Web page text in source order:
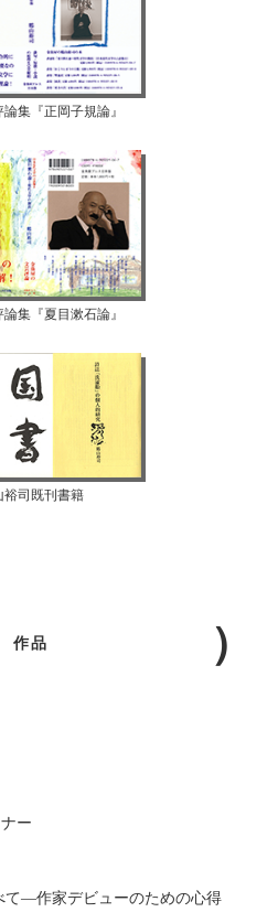
集『正岡子規論』
集『夏目漱石論』
裕司既刊書籍
作品
ー
て―作家デビューのための心得